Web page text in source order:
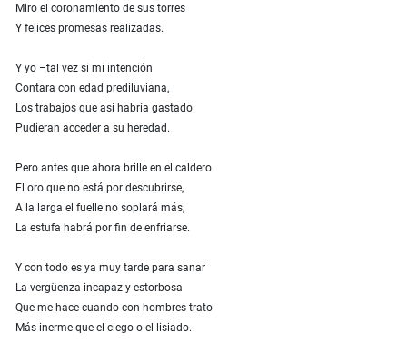
Miro el coronamiento de sus torres
Y felices promesas realizadas.
Y yo –tal vez si mi intención
Contara con edad prediluviana,
Los trabajos que así habría gastado
Pudieran acceder a su heredad.
Pero antes que ahora brille en el caldero
El oro que no está por descubrirse,
A la larga el fuelle no soplará más,
La estufa habrá por fin de enfriarse.
Y con todo es ya muy tarde para sanar
La vergüenza incapaz y estorbosa
Que me hace cuando con hombres trato
Más inerme que el ciego o el lisiado.